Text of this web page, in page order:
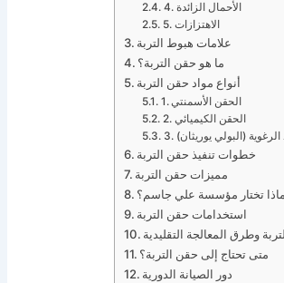
4. الأحمال الزائدة
5. الاهتزازات
علامات هبوط التربة
ما هو حقن التربة؟
أنواع مواد حقن التربة
1. الحقن الأسمنتي
2. الحقن الكيميائي
الرغوية (البولي يوريثان)
خطوات تنفيذ حقن التربة
مميزات حقن التربة
تختار مؤسسة علي جاسم؟
استخدامات حقن التربة
وطرق المعالجة التقليدية
متى تحتاج إلى حقن التربة؟
دور الصيانة الدورية